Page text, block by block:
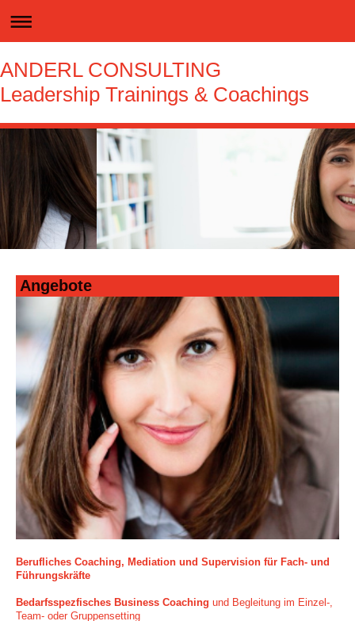
ANDERL CONSULTING
Leadership Trainings & Coachings
Angebote
Berufliches Coaching, Mediation und Supervision für Fach- und
Führungskräfte
Bedarfsspezfisches Business Coaching und Begleitung im Einzel-,
Team- oder Gruppensetting